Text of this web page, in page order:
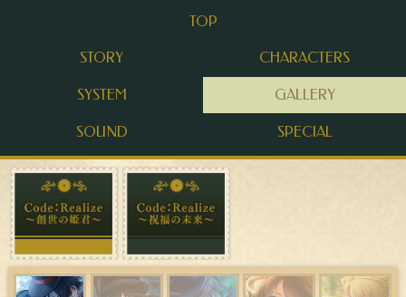
TOP
STORY CHARACTERS
SYSTEM GALLERY
SOUND SPECIAL